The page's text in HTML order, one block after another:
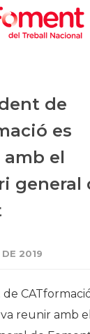
de
es
el
general
DE 2019
reunir amb el